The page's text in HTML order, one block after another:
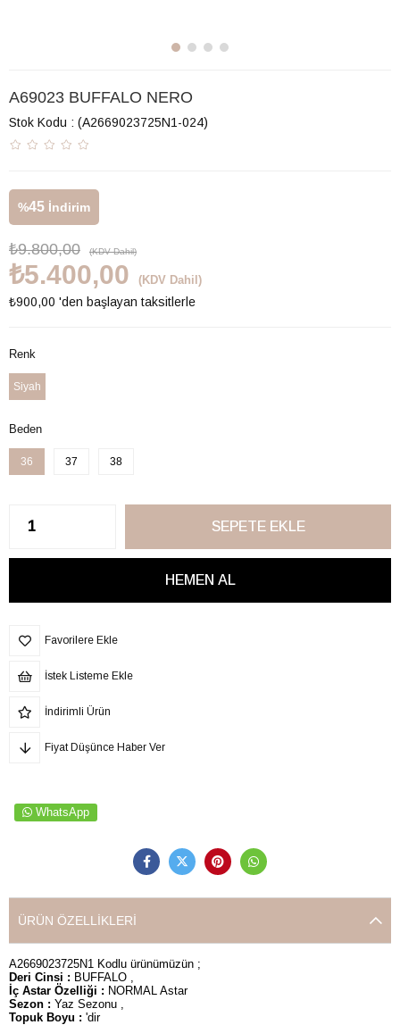
A69023 BUFFALO NERO
Stok Kodu (A2669023725N1-024)
%45 İndirim
₺9.800,00 (KDV Dahil)
₺5.400,00 (KDV Dahil)
₺900,00 'den başlayan taksitlerle
Renk
Siyah
Beden
36 37 38
Favorilere Ekle
İstek Listeme Ekle
İndirimli Ürün
Fiyat Düşünce Haber Ver
WhatsApp
ÜRÜN ÖZELLIKLERI
A2669023725N1 Kodlu ürünümüzün ;
Deri Cinsi : BUFFALO ,
İç Astar Özelliği : NORMAL Astar
Sezon : Yaz Sezonu ,
Topuk Boyu : 'dir